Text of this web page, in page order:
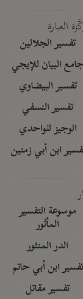
العبارة
تفسير الجلالين
جامع البيان للإيجي
تفسير البيضاوي
تفسير النسفي
الوجيز للواحدي
ابن أبي زمنين
موسوعة التفسير
المأثور
الدر المنثور
تفسير ابن أبي حاتم
تفسير مقاتل